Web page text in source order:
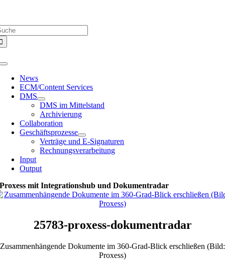
springen
Toggle
Navigation
News
ECM/Content Services
DMS
DMS im Mittelstand
Archivierung
Collaboration
Geschäftsprozesse
Verträge und E-Signaturen
Rechnungsverarbeitung
Input
Output
Proxess mit Integrationshub und Dokumentradar
25783-proxess-dokumentradar
Zusammenhängende Dokumente im 360-Grad-Blick erschließen (Bild:
Proxess)